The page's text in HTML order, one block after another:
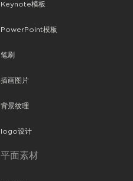
Keynote模板
PowerPoint模板
笔刷
插画图片
背景纹理
logo设计
平面素材